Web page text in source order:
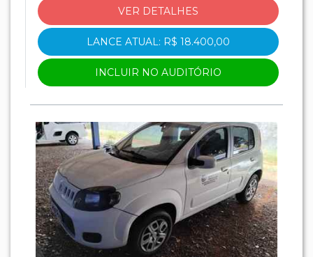
VER DETALHES
LANCE ATUAL: R$ 18.400,00
INCLUIR NO AUDITÓRIO